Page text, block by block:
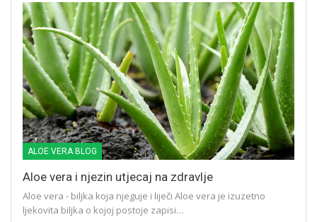
ALOE VERA BLOG
Aloe vera i njezin utjecaj na zdravlje
Aloe vera - biljka koja njeguje i liječi Aloe vera je izuzetno
ljekovita biljka o kojoj postoje zapisi…